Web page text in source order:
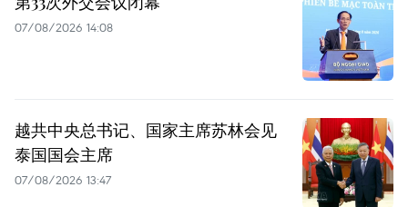
07/08/2026 14:08
越共中央总书记、国家主席苏林会见
泰国国会主席
07/08/2026 13:47